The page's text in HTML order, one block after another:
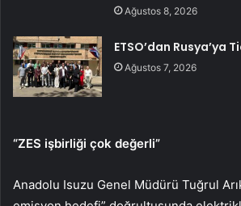
Ağustos 8, 2026
ETSO’dan Rusya’ya
Ağustos 7, 2026
“ZES işbirliği çok değerli”
Anadolu Isuzu Genel Müdürü Tuğrul